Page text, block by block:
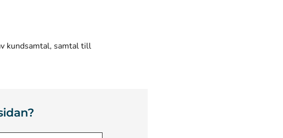
kundsamtal, samtal till